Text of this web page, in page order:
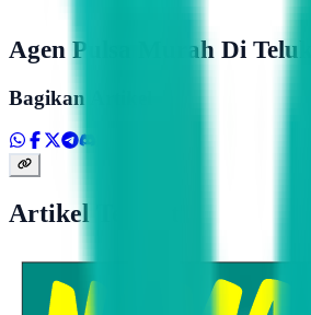
Agen Pulsa Murah Di
Bagikan Artikel
Artikel Terkait